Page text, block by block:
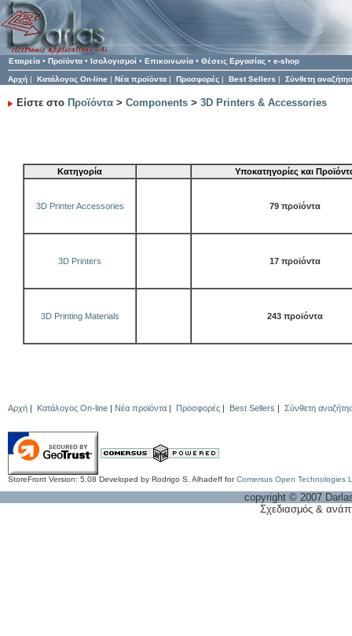
Εταιρεία • Προϊόντα • Ισολογισμοί • Επικοινωνία • Θέσεις Εργασίας • e-shop
Αρχή | Κατάλογος On-line | Νέα προϊόντα | Προσφορές | Best Sellers | Σύνθετη
Είστε στο Προϊόντα > Components > 3D Printers & Accessories
Κατηγορία Υποκατηγορίες και
3D Printer Accessories 79 προϊόντα
3D Printers 17 προϊόντα
3D Printing Materials 243 προϊόντα
Αρχή Κατάλογος On-line Νέα προϊόντα Προσφορές Best Sellers Σύνθετη
StoreFront Version: 5.08 Developed by Rodrigo S. Alhadeff forComersus Open Technologies
copyright © 2007
Σχεδιασμός &